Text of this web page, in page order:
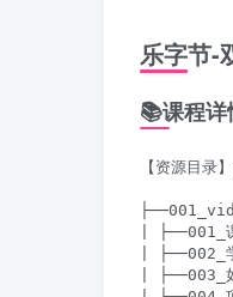
乐字节-
📚课程详
【资源目录
| ├──001_
| ├──002_
| ├──003_